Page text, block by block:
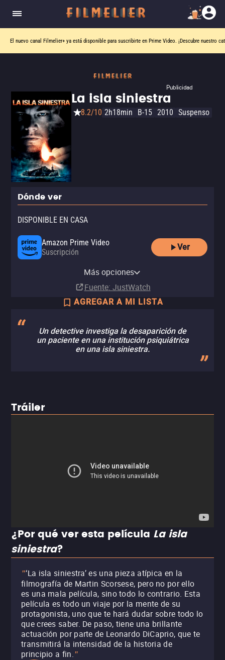
El nuevo canal Filmelier+ ya está disponible para suscribirte en Prime Video. ¡Descubre nuestro
Publicidad
La isla siniestra
8.2/10 2h18min B-15 2010 Suspenso
Dónde ver
DISPONIBLE EN CASA
Amazon Prime Video
Suscripción
Ver
Amazon Video
Apple TV Store
Claro video
Más opciones
Fuente: JustWatch
AGREGAR A MI LISTA
Un detective investiga la desaparición de
un paciente en una institución psiquiátrica
en una isla siniestra.
Tráiler
¿Por qué ver esta película La isla
siniestra?
"‘La isla siniestra’ es una pieza atípica en la
filmografía de Martin Scorsese, pero no por ello
es una mala película, sino todo lo contrario. Esta
película es todo un viaje por la mente de su
protagonista, uno que te hará dudar sobre todo lo
que crees saber. De paso, tiene una brillante
actuación por parte de Leonardo DiCaprio, que te
transmitirá la intensidad de la historia de
principio a fin."